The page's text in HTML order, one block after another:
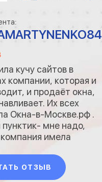
кучу сайтов в
компании, которая и
и продаёт окна,
Их всех
Окна-в-Москве.рф .
мне надо,
имела
потому что если
испытания годами,
ОТЗЫВ